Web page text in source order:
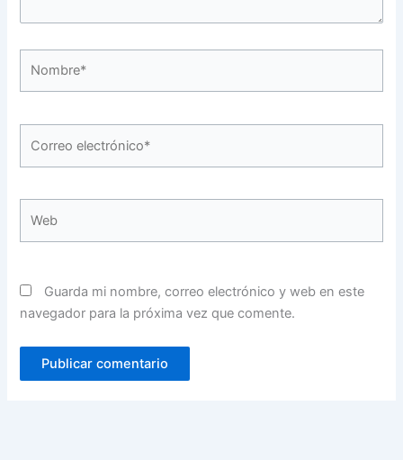
electrónico*
Guarda mi nombre, correo electrónico y web en este
navegador para la próxima vez que comente.